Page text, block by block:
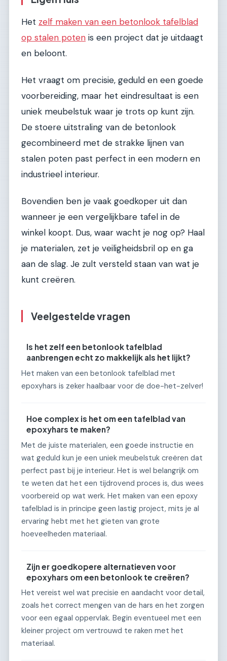
Het zelf maken van een betonlook tafelblad
op stalen poten is een project dat je uitdaagt
en beloont.
Het vraagt om precisie, geduld en een goede
voorbereiding, maar het eindresultaat is een
uniek meubelstuk waar je trots op kunt zijn.
De stoere uitstraling van de betonlook
gecombineerd met de strakke lijnen van
stalen poten past perfect in een modern en
industrieel interieur.
Bovendien ben je vaak goedkoper uit dan
wanneer je een vergelijkbare tafel in de
winkel koopt. Dus, waar wacht je nog op? Haal
je materialen, zet je veiligheidsbril op en ga
aan de slag. Je zult versteld staan van wat je
kunt creëren.
Veelgestelde vragen
Is het zelf een betonlook tafelblad
aanbrengen echt zo makkelijk als het lijkt?
Het maken van een betonlook tafelblad met
epoxyhars is zeker haalbaar voor de doe-het-zelver!
Hoe complex is het om een tafelblad van
epoxyhars te maken?
Met de juiste materialen, een goede instructie en
wat geduld kun je een uniek meubelstuk creëren dat
perfect past bij je interieur. Het is wel belangrijk om
te weten dat het een tijdrovend proces is, dus wees
voorbereid op wat werk. Het maken van een epoxy
tafelblad is in principe geen lastig project, mits je al
ervaring hebt met het gieten van grote
hoeveelheden materiaal.
Zijn er goedkopere alternatieven voor
epoxyhars om een betonlook te creëren?
Het vereist wel wat precisie en aandacht voor detail,
zoals het correct mengen van de hars en het zorgen
voor een egaal oppervlak. Begin eventueel met een
kleiner project om vertrouwd te raken met het
materiaal.